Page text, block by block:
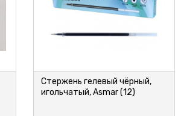
Стержень гелевый чёрный,
игольчатый, Asmar (12)